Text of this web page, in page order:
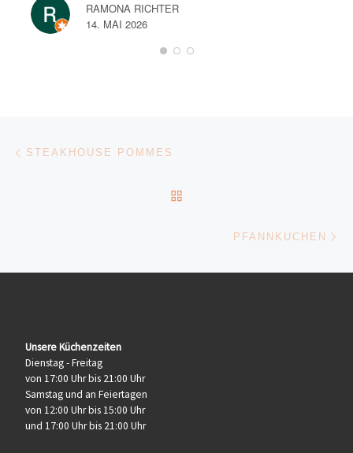
RAMONA RICHTER
14. MAI 2026
Beitragsnavigation
STEAKHOUSE POMMES
PFANNKUCHEN
Unsere Küchenzeiten
Dienstag - Freitag
von 17:00 Uhr bis 21:00 Uhr
Samstag und an Feiertagen
von 12:00 Uhr bis 15:00 Uhr
und 17:00 Uhr bis 21:00 Uhr